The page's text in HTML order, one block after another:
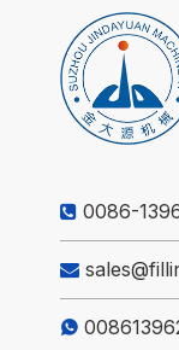
 0086-

